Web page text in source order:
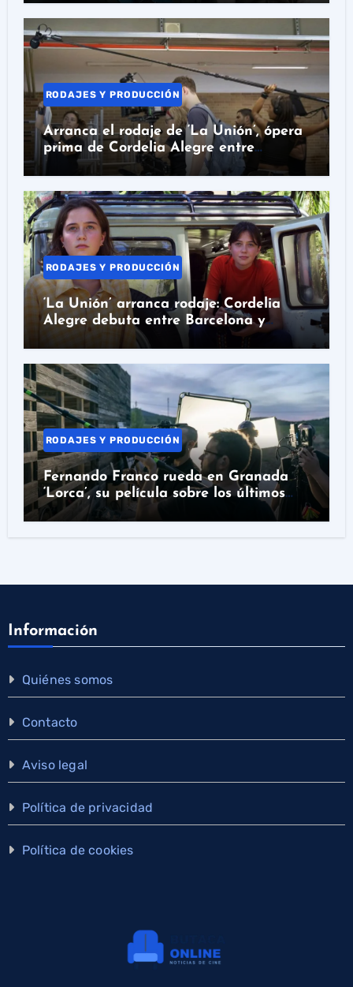
RODAJES Y PRODUCCIÓN
Arranca el rodaje de ‘La Unión’, ópera
prima de Cordelia Alegre entre
Barcelona y Colombia
RODAJES Y PRODUCCIÓN
‘La Unión’ arranca rodaje: Cordelia
Alegre debuta entre Barcelona y
RODAJES Y PRODUCCIÓN
Fernando Franco rueda en Granada
‘Lorca’, su película sobre los últimos
días del poeta
Información
Quiénes somos
Contacto
Aviso legal
Política de privacidad
Política de cookies
Cine y series, en tu WhatsApp
Estrenos y noticias en el canal de Butaca Online. Gratis y nadie